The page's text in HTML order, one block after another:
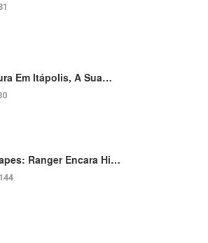
Em Itápolis, A Sua…
Ranger Encara Hi…